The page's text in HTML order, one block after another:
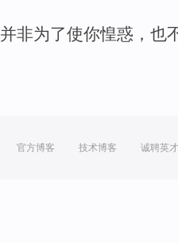
并非为了使你惶惑 ， 也
官方博客 技术博客 诚聘英才